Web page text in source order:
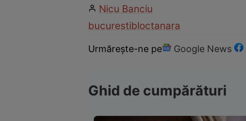
Nicu Banciu
bucurestibloctanara
Urmărește-ne pe Google News
Ghid de cumpărături